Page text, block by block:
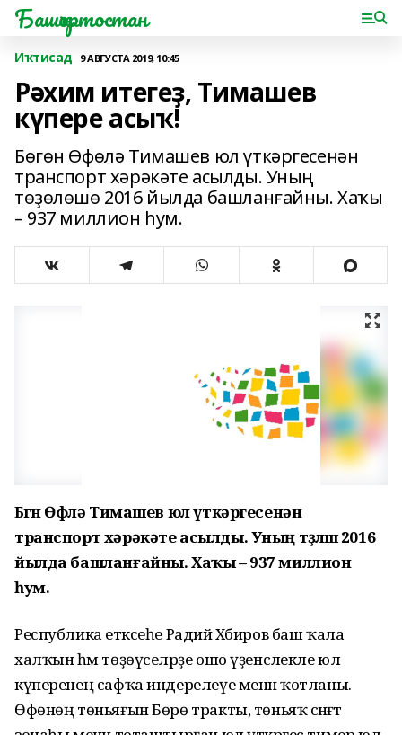
Башҡортостан
Иҡтисад 9 АВГУСТА 2019, 10:45
Рәхим итегеҙ, Тимашев
күпере асыҡ!
Бөгөн Өфөлә Тимашев юл үткәргесенән
транспорт хәрәкәте асылды. Уның
төҙөлөшө 2016 йылда башланғайны. Хаҡы
– 937 миллион һум.
Бөгөн Өфөлә Тимашев юл үткәргесенән
транспорт хәрәкәте асылды. Уның төҙөлөшө 2016
йылда башланғайны. Хаҡы – 937 миллион
һум.
Республика етәксеһе Радий Хәбиров баш ҡала
халҡын һәм төҙөүселәрҙе ошо үҙенсәлекле юл
күперенең сафҡа индерелеүе менән ҡотланы.
Өфөнөң төньяғын Бөрө тракты, төньяҡ сәнәғәт